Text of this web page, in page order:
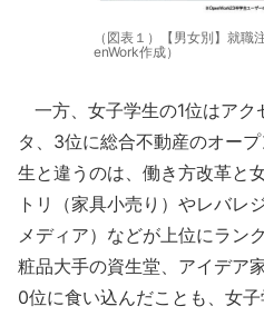
（図表１）【男女別】就職
enWork作成）
一方、女子学生の1位はア
タ、3位に総合不動産のオー
生と違うのは、働き方改革と
トリ（家具小売り）やレバレ
メディア）などが上位にラン
粧品大手の資生堂、アイデア
0位に食い込んだことも、女